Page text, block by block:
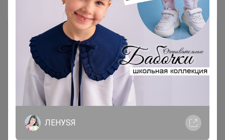
Чтобы ответить или задать вопрос
необходимо авторизоваться на сайте
Это займет меньше минуты
ЛЕНУSЯ